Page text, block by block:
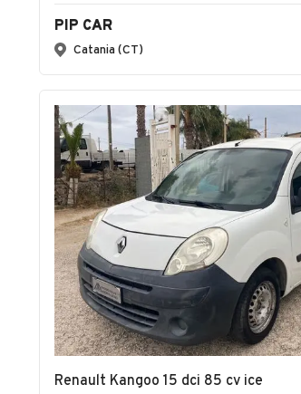
PIP CAR
Catania (CT)
Renault Kangoo 15 dci 85 cv ice